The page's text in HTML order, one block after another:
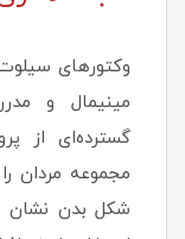
وکتورهای
مینیمال و
گسترده‌ای از
مجموعه مردان
شکل بدن نشان